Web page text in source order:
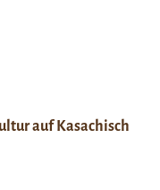
auf Kasachisch